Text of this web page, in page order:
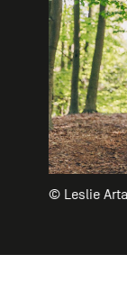
© Leslie